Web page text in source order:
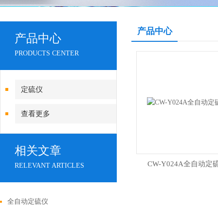
产品中心
PRODUCTS CENTER
定硫仪
查看更多
相关文章
RELEVANT ARTICLES
全自动定硫仪
产品中心
CW-Y024A全自动定